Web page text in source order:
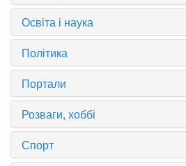
Освіта і наука
Політика
Портали
Розваги, хоббі
Спорт